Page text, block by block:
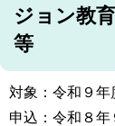
ジョン教
等
対象：令和９年
申込：令和８年